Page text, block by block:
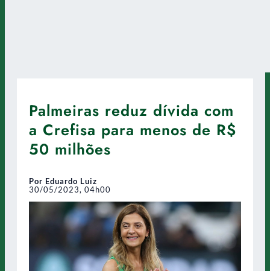
Palmeiras reduz dívida com
a Crefisa para menos de R$
50 milhões
Por Eduardo Luiz
30/05/2023, 04h00